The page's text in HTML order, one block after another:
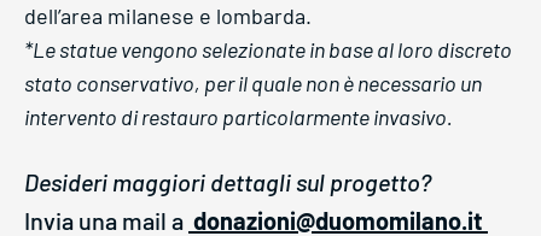
dell’area milanese e lombarda.
*Le statue vengono selezionate in base al loro discreto
stato conservativo, per il quale non è necessario un
intervento di restauro particolarmente invasivo.
Desideri maggiori dettagli sul progetto?
Invia una mail a donazioni@duomomilano.it